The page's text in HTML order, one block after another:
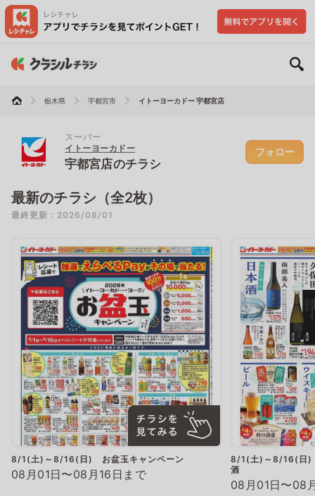
栃木県 宇都宮市 イトーヨーカドー 宇都宮店
スーパー
イトーヨーカドー
宇都宮店のチラシ
フォロー
最新のチラシ（全2枚）
最終更新：2026/08/01
8/1(土)～8/16(日) お盆玉キャンペーン
08月01日〜08月16日まで
8/1(土)～8/16(日)
酒
08月01日〜08